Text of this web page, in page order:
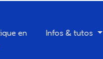
en
Infos & tutos